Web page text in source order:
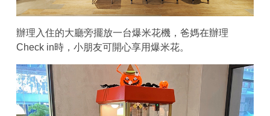
辦理入住的大廳旁擺放一台爆米花機，爸媽在辦理
Check in時，小朋友可開心享用爆米花。